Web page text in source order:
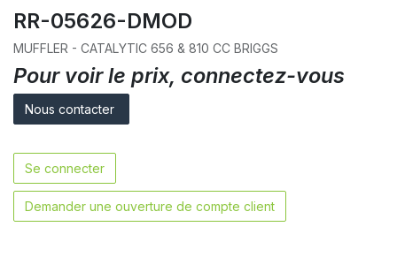
RR-05626-DMOD
MUFFLER - CATALYTIC 656 & 810 CC BRIGGS
Pour voir le prix, connectez-vous
Nous contacter
Se connecter
Demander une ouverture de compte client